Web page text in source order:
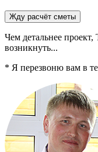
Чем детальнее проект,
возникнуть...
* Я перезвоню вам в